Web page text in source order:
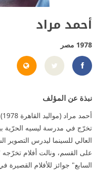
أحمد مراد
1978 مصر
mouradstudio
نبذة عن المؤلف
على القسم، ونالت أفلام تخرّجه
السابع" جوائز للأفلام القصيرة